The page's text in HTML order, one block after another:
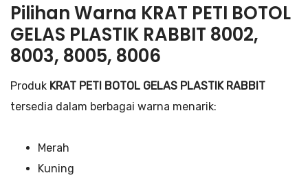
Pilihan Warna KRAT PETI BOTOL
GELAS PLASTIK RABBIT 8002,
8003, 8005, 8006
Produk KRAT PETI BOTOL GELAS PLASTIK RABBIT
tersedia dalam berbagai warna menarik:
Merah
Kuning